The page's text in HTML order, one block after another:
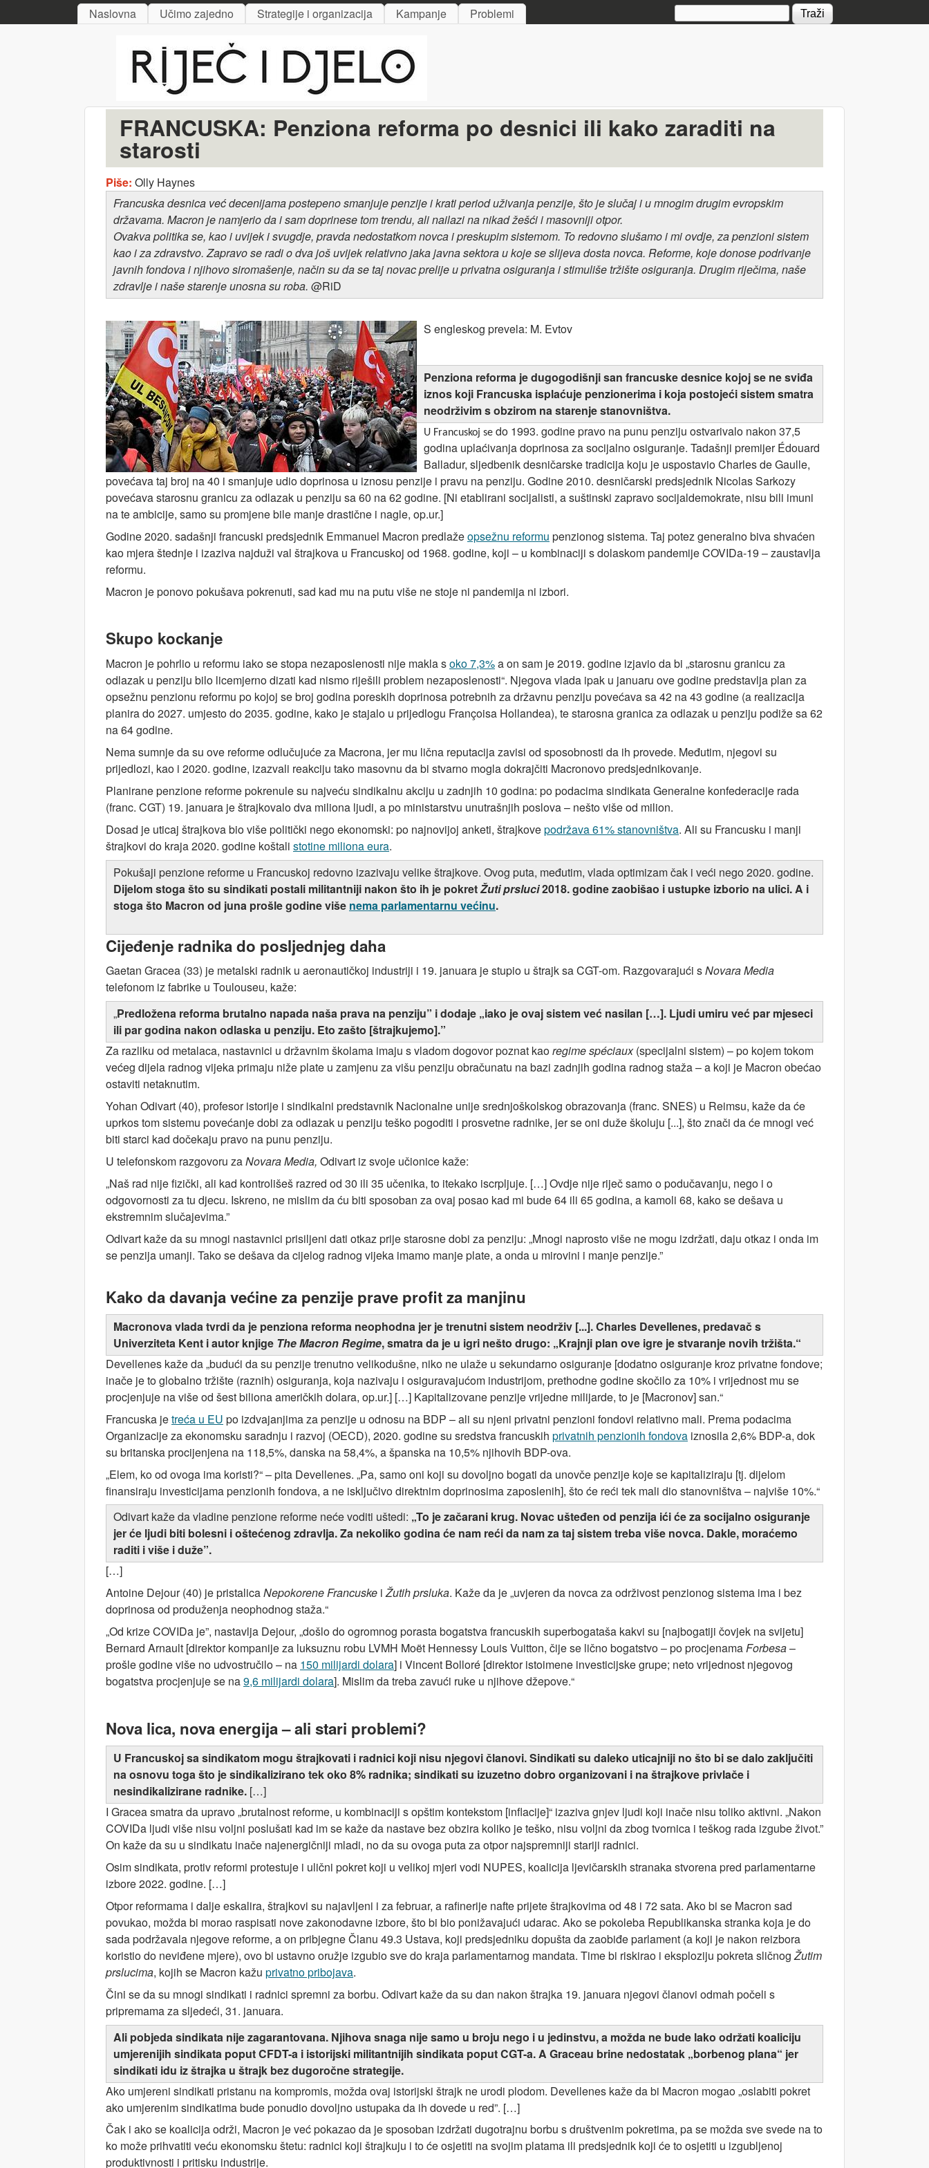
Skip to main content
MAIN MENU
Naslovna Učimo zajedno Strategije i organizacija Kampanje Problemi Search form
FRANCUSKA: Penziona reforma po desnici ili kako zaraditi na
starosti
Piše: Olly Haynes
Francuska desnica već decenijama postepeno smanjuje penzije i krati period uživanja penzije, što je slučaj i u mnogim drugim evropskim
državama. Macron je namjerio da i sam doprinese tom trendu, ali nailazi na nikad žešći i masovniji otpor.
Ovakva politika se, kao i uvijek i svugdje, pravda nedostatkom novca i preskupim sistemom. To redovno slušamo i mi ovdje, za penzioni sistem
kao i za zdravstvo. Zapravo se radi o dva još uvijek relativno jaka javna sektora u koje se slijeva dosta novca. Reforme, koje donose podrivanje
javnih fondova i njihovo siromašenje, način su da se taj novac prelije u privatna osiguranja i stimuliše tržište osiguranja. Drugim riječima, naše
zdravlje i naše starenje unosna su roba. @RiD
S engleskog prevela: M. Evtov
Penziona reforma je dugogodišnji san francuske desnice kojoj se ne sviđa
iznos koji Francuska isplaćuje penzionerima i koja postojeći sistem smatra
neodrživim s obzirom na starenje stanovništva.
U Francuskoj se do 1993. godine pravo na punu penziju ostvarivalo nakon 37,5
godina uplaćivanja doprinosa za socijalno osiguranje. Tadašnji premijer Édouard
Balladur, sljedbenik desničarske tradicija koju je uspostavio Charles de Gaulle,
povećava taj broj na 40 i smanjuje udio doprinosa u iznosu penzije i pravu na penziju. Godine 2010. desničarski predsjednik Nicolas Sarkozy
povećava starosnu granicu za odlazak u penziju sa 60 na 62 godine. [Ni etablirani socijalisti, asuštinski zapravosocijaldemokrate, nisu bili imuni
na te ambicije, samo su promjene bile manje drastične i nagle, op.ur.]
Godine 2020. sadašnji francuski predsjednik Emmanuel Macron predlažeopsežnu reformu penzionog sistema. Taj potez generalno biva shvaćen
kao mjera štednje i izaziva najduži val štrajkova u Francuskoj od 1968. godine, koji – u kombinaciji s dolaskom pandemije COVIDa-19 – zaustavlja
reformu.
Macron je ponovo pokušava pokrenuti, sad kad mu na putu više ne stoje ni pandemija ni izbori.
Skupo kockanje
Macron je pohrlio u reformu iako se stopa nezaposlenosti nije makla soko 7,3%a on sam je 2019. godine izjavio da bi „starosnu granicu za
odlazak u penziju bilo licemjerno dizati kad nismo riješili problem nezaposlenosti“. Njegova vlada ipak u januaru ove godine predstavlja plan za
opsežnu penzionu reformu po kojoj se broj godina poreskih doprinosa potrebnih za državnu penziju povećava sa 42 na 43 godine (a realizacija
planira do 2027. umjesto do 2035. godine, kako je stajalo u prijedlogu Françoisa Hollandea), te starosna granica za odlazak u penziju podiže sa 62
na 64 godine.
Nema sumnje da su ove reforme odlučujuće za Macrona, jer mu lična reputacija zavisi od sposobnosti da ih provede. Međutim, njegovi su
prijedlozi, kao i 2020. godine, izazvali reakciju tako masovnu da bi stvarno mogla dokrajčiti Macronovo predsjednikovanje.
Planirane penzione reforme pokrenule su najveću sindikalnu akciju u zadnjih 10 godina: po podacima sindikata Generalne konfederacije rada
(franc. CGT) 19. januara je štrajkovalo dva miliona ljudi, a po ministarstvu unutrašnjih poslova – nešto više od milion.
Dosad je uticaj štrajkova bio više politički nego ekonomski: po najnovijoj anketi, štrajkovepodržava 61% stanovništva. Ali su Francusku i manji
štrajkovi do kraja 2020. godine koštali stotine miliona eura.
Pokušaji penzione reforme u Francuskoj redovno izazivaju velike štrajkove. Ovog puta, međutim, vlada optimizam čak i veći nego 2020. godine.
Dijelom stoga što su sindikati postali militantniji nakon što ih je pokretŽuti prsluci2018. godine zaobišao i ustupke izborio na ulici. A i
stoga što Macron od juna prošle godine više nema parlamentarnu većinu.
Cijeđenje radnika do posljednjeg daha
Gaetan Gracea (33) je metalski radnik u aeronautičkoj industriji i 19. januara je stupio u štrajk sa CGT-om. Razgovarajući sNovara Media
telefonom iz fabrike u Toulouseu, kaže:
„Predložena reforma brutalno napada naša prava na penziju” i dodaje „iako je ovaj sistem već nasilan […]. Ljudi umiru već par mjeseci
ili par godina nakon odlaska u penziju. Eto zašto [štrajkujemo].”
Za razliku od metalaca, nastavnici u državnim školama imaju s vladom dogovor poznat kaoregime spéciaux(specijalni sistem) – po kojem tokom
većeg dijela radnog vijeka primaju niže plate u zamjenu za višu penziju obračunatu na bazi zadnjih godina radnog staža – a koji je Macron obećao
ostaviti netaknutim.
Yohan Odivart (40), profesor istorije i sindikalni predstavnik Nacionalne unije srednjoškolskog obrazovanja (franc. SNES) u Reimsu, kaže da će
uprkos tom sistemu povećanje dobi za odlazak u penziju teško pogoditi i prosvetne radnike, jer se oni duže školuju [...], što znači da će mnogi već
biti starci kad dočekaju pravo na punu penziju.
U telefonskom razgovoru zaNovara Media, Odivart iz svoje učionice kaže:
„Naš rad nije fizički, ali kad kontrolišeš razred od 30 ili 35 učenika, to itekako iscrpljuje. […] Ovdje nije riječ samo o podučavanju, nego i o
odgovornosti za tu djecu. Iskreno, ne mislim da ću biti sposoban za ovaj posao kad mi bude 64 ili 65 godina, a kamoli 68, kako se dešava u
ekstremnim slučajevima.”
Odivart kaže da su mnogi nastavnici prisiljeni dati otkaz prije starosne dobi za penziju: „Mnogi naprosto više ne mogu izdržati, daju otkaz i onda im
se penzija umanji. Tako se dešava da cijelog radnog vijeka imamo manje plate, a onda u mirovini i manje penzije.”
Kako dadavanja većine za penzije prave profit za manjinu
Macronova vlada tvrdi da je penziona reforma neophodna jer je trenutni sistem neodrživ [...]. Charles Devellenes, predavač s
Univerziteta Kent i autor knjige The Macron Regime, smatra da je u igri nešto drugo: „Krajnji plan ove igre je stvaranje novih tržišta.“
Devellenes kaže da „budući da su penzije trenutno velikodušne, niko ne ulaže u sekundarno osiguranje [dodatno osiguranje kroz privatne fondove;
inače je to globalno tržište (raznih) osiguranja, koja nazivaju i osiguravajućom industrijom, prethodne godine skočilo za 10% i vrijednost mu se
procjenjuje na više od šest biliona američkih dolara, op.ur.] […] Kapitalizovane penzije vrijedne milijarde, to je [Macronov] san.“
Francuska jetreća u EU po izdvajanjima za penzije u odnosu na BDP – ali su njeni privatni penzioni fondovi relativno mali. Prema podacima
Organizacije za ekonomsku saradnju i razvoj (OECD), 2020. godine su sredstva francuskih privatnih penzionih fondova iznosila 2,6% BDP-a, dok
su britanska procijenjena na 118,5%, danska na 58,4%, a španska na 10,5% njihovih BDP-ova.
„Elem, ko od ovoga ima koristi?“ – pita Devellenes. „Pa, samo oni koji su dovoljno bogati da unovče penzije koje se kapitaliziraju [tj. dijelom
finansiraju investicijama penzionih fondova, a ne isključivo direktnim doprinosima zaposlenih], što će reći tek mali dio stanovništva – najviše 10%.“
Odivart kaže da vladine penzione reforme neće voditi uštedi: „To je začarani krug. Novac ušteđen od penzija ići će za socijalno osiguranje
jer će ljudi biti bolesni i oštećenog zdravlja. Za nekoliko godina će nam reći da nam za taj sistem treba više novca. Dakle, moraćemo
raditi i više i duže”.
[…]
Antoine Dejour (40) je pristalicaNepokorene Francuske iŽutih prsluka. Kaže da je „uvjeren da novca za održivost penzionog sistema ima i bez
doprinosa od produženja neophodnog staža.“
„Od krize COVIDa je”, nastavlja Dejour, „došlo do ogromnog porasta bogatstva francuskih superbogataša kakvi su [najbogatiji čovjek na svijetu]
Bernard Arnault [direktor kompanije za luksuznu robu LVMH Moët Hennessy Louis Vuitton, čije se lično bogatstvo – po procjenamaForbesa–
prošle godine više no udvostručilo – na 150 milijardi dolara] i Vincent Bolloré [direktor istoimene investicijske grupe; neto vrijednost njegovog
bogatstva procjenjuje se na9,6 milijardi dolara]. Mislim da treba zavući ruke u njihove džepove.“
Nova lica, nova energija – ali stari problemi?
U Francuskoj sa sindikatom mogu štrajkovati i radnici koji nisu njegovi članovi. Sindikati su daleko uticajniji no što bi se dalo zaključiti
na osnovu toga što je sindikalizirano tek oko 8% radnika; sindikati su izuzetno dobro organizovani i na štrajkove privlače i
nesindikalizirane radnike. […]
I Gracea smatra da upravo „brutalnost reforme, u kombinaciji s opštim kontekstom [inflacije]“ izaziva gnjev ljudi koji inače nisu toliko aktivni. „Nakon
COVIDa ljudi više nisu voljni poslušati kad im se kaže da nastave bez obzira koliko je teško, nisu voljni da zbog tvornica i teškog rada izgube život.”
On kaže da su u sindikatu inače najenergičniji mladi, no da su ovoga puta za otpor najspremniji stariji radnici.
Osim sindikata, protiv reformi protestuje i ulični pokret koji u velikoj mjeri vodi NUPES, koalicija ljevičarskih stranaka stvorena pred parlamentarne
izbore 2022. godine. […]
Otpor reformama i dalje eskalira, štrajkovi su najavljeni i za februar, a rafinerije nafte prijete štrajkovima od 48 i 72 sata. Ako bi se Macron sad
povukao, možda bi morao raspisati nove zakonodavne izbore, što bi bio ponižavajući udarac. Ako se pokoleba Republikanska stranka koja je do
sada podržavala njegove reforme, a on pribjegne Članu 49.3 Ustava, koji predsjedniku dopušta da zaobiđe parlament (a koji je nakon reizbora
koristio do neviđene mjere), ovo bi ustavno oružje izgubio sve do kraja parlamentarnog mandata. Time bi riskirao i eksploziju pokreta sličnogŽutim
prslucima, kojih se Macron kažu privatno pribojava.
Čini se da su mnogi sindikati i radnici spremni za borbu. Odivart kaže da su dan nakon štrajka 19. januara njegovi članovi odmah počeli s
pripremama za sljedeći, 31. januara.
Ali pobjeda sindikata nije zagarantovana. Njihova snaga nije samo u broju nego i u jedinstvu, a možda ne bude lako održati koaliciju
umjerenijih sindikata poput CFDT-a i istorijski militantnijih sindikata poput CGT-a. A Graceau brine nedostatak „borbenog plana“ jer
sindikati idu iz štrajka u štrajk bez dugoročne strategije.
Ako umjereni sindikati pristanu na kompromis, možda ovaj istorijski štrajk ne urodi plodom. Devellenes kaže da bi Macron mogao „oslabiti pokret
ako umjerenim sindikatima bude ponudio dovoljno ustupaka da ih dovede u red”. […]
Čak i ako se koalicija održi, Macron je već pokazao da je sposoban izdržati dugotrajnu borbu s društvenim pokretima, pa se možda sve svede na to
ko može prihvatiti veću ekonomsku štetu: radnici koji štrajkuju i to će osjetiti na svojim platama ili predsjednik koji će to osjetiti u izgubljenoj
produktivnosti i pritisku industrije.